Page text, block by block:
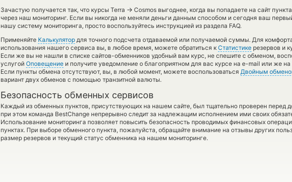
Зачастую получается так, что курсы Terra → Cosmos выгоднее, когда вы попадаете на сайт
через наш мониторинг. Если вы никогда не меняли деньги данным способом и сегодня ваш
нашу систему мониторинга, просто воспользуйтесь инструкцией из раздела FAQ.
Применяйте Калькулятор для точного подсчета отдаваемой или получаемой суммы. Для
использования нашего сервиса вы, в любое время, можете обратиться к Статистике резервов и
Если же вы не нашли в списке сайтов-обменников удобный вам курс, не спешите с обменом,
услугой Оповещение и получите уведомление о благоприятном для вас курсе на e-mail или же на
Если пункты обмена отсутствуют, вы, в любой момент, можете воспользоваться Двойным
вариант двух обменов с помощью транзитной валюты.
Безопасность обменных сервисов
Каждый из обменных пунктов, присутствующих на нашем сайте, был тщательно проверен перед
при этом команда BestChange непрерывно следит за надлежащим исполнением ими своих
Использование мониторинга позволяет повысить безопасность проводимых финансовых
пунктах. При выборе обменного пункта, пожалуйста, обращайте внимание на отзывы других
размер резервов и текущий статус обменника на нашем мониторинге.